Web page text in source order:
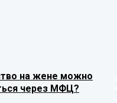
на жене можно
через МФЦ?